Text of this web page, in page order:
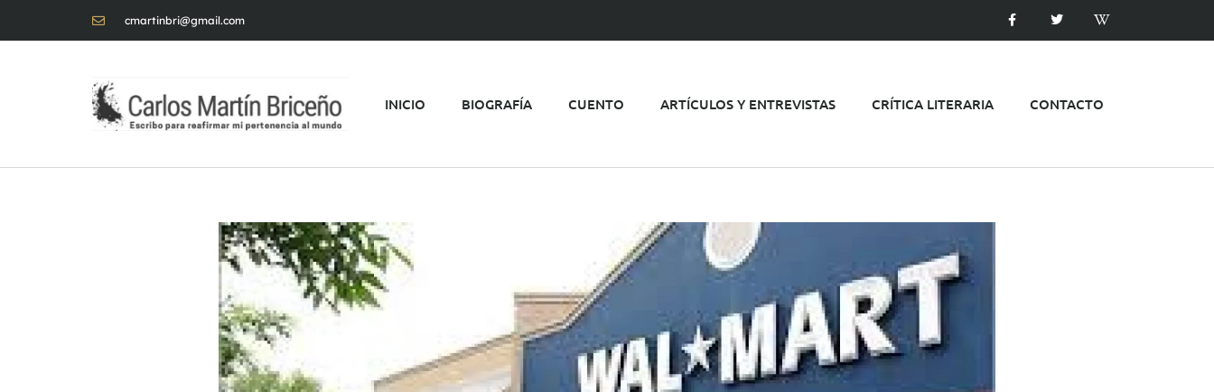
cmartinbri@gmail.com
INICIO BIOGRAFÍA CUENTO ARTÍCULOS Y ENTREVISTAS CRÍTICA LITERARIA CONTACTO